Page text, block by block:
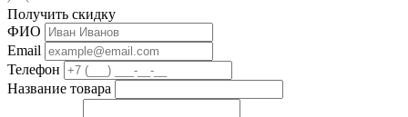
Получить скидку
ФИО
Email
Телефон
Название товара